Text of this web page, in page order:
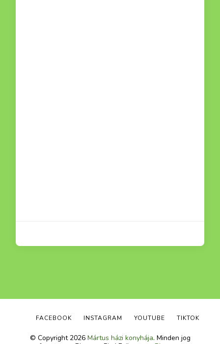
© Copyright 2026 Mártus házi konyhája. Minden jog
FACEBOOK INSTAGRAM YOUTUBE TIKTOK